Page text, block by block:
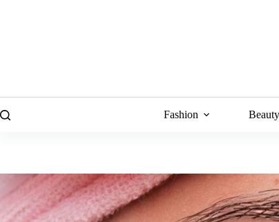
Fashion Beauty